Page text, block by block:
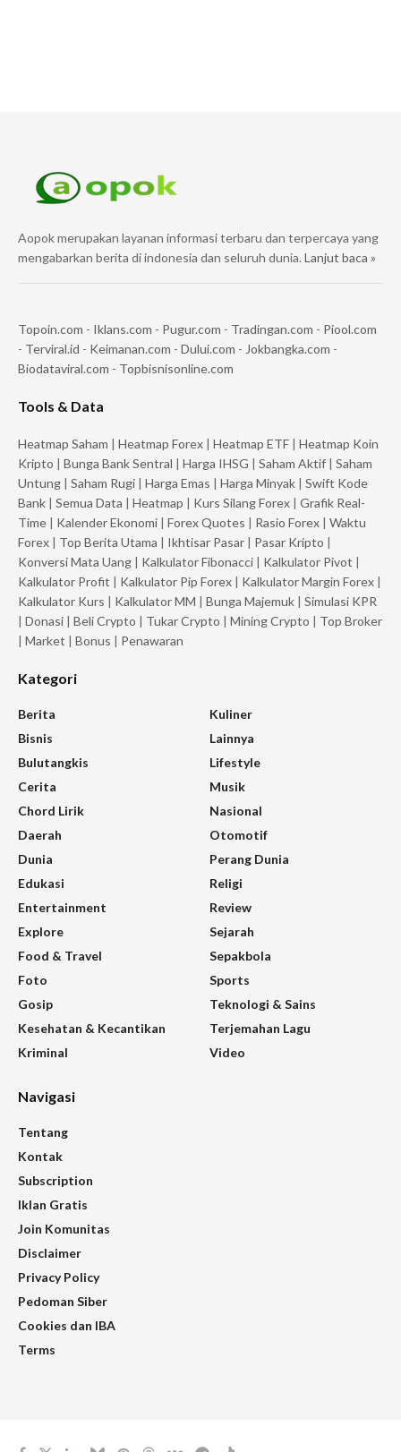
Aopok merupakan layanan informasi terbaru dan terpercaya yang
mengabarkan berita di indonesia dan seluruh dunia. Lanjut baca »
Topoin.com - Iklans.com - Pugur.com - Tradingan.com - Piool.com
- Terviral.id - Keimanan.com - Dului.com - Jokbangka.com -
Biodataviral.com - Topbisnisonline.com
Tools & Data
Heatmap Saham | Heatmap Forex | Heatmap ETF | Heatmap Koin
Kripto | Bunga Bank Sentral | Harga IHSG | Saham Aktif | Saham
Untung | Saham Rugi | Harga Emas | Harga Minyak | Swift Kode
Bank | Semua Data | Heatmap | Kurs Silang Forex | Grafik Real-
Time | Kalender Ekonomi | Forex Quotes | Rasio Forex | Waktu
Forex | Top Berita Utama | Ikhtisar Pasar | Pasar Kripto |
Konversi Mata Uang | Kalkulator Fibonacci | Kalkulator Pivot |
Kalkulator Profit | Kalkulator Pip Forex | Kalkulator Margin Forex |
Kalkulator Kurs | Kalkulator MM | Bunga Majemuk | Simulasi KPR
| Donasi | Beli Crypto | Tukar Crypto | Mining Crypto | Top Broker
| Market | Bonus | Penawaran
Kategori
Berita
Bisnis
Bulutangkis
Cerita
Chord Lirik
Daerah
Dunia
Edukasi
Entertainment
Explore
Food & Travel
Foto
Gosip
Kesehatan & Kecantikan
Kriminal
Kuliner
Lainnya
Lifestyle
Musik
Nasional
Otomotif
Perang Dunia
Religi
Review
Sejarah
Sepakbola
Sports
Teknologi & Sains
Terjemahan Lagu
Video
Navigasi
Tentang
Kontak
Subscription
Iklan Gratis
Join Komunitas
Disclaimer
Privacy Policy
Pedoman Siber
Cookies dan IBA
Terms